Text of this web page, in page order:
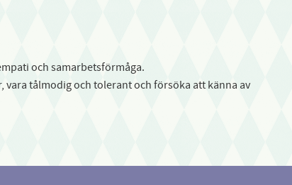
och samarbetsförmåga.
tålmodig och tolerant och försöka att känna av